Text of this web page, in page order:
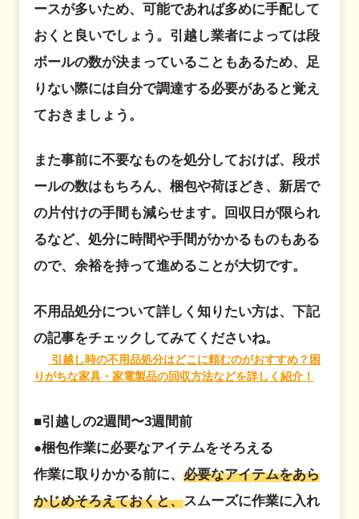
ースが多いため、可能であれば多めに手配して
おくと良いでしょう。引越し業者によっては段
ボールの数が決まっていることもあるため、足
りない際には自分で調達する必要があると覚え
ておきましょう。
また事前に不要なものを処分しておけば、段ボ
ールの数はもちろん、梱包や荷ほどき、新居で
の片付けの手間も減らせます。回収日が限られ
るなど、処分に時間や手間がかかるものもある
ので、余裕を持って進めることが大切です。
不用品処分について詳しく知りたい方は、下記
の記事をチェックしてみてくださいね。
引越し時の不用品処分はどこに頼むのがおすすめ？困
りがちな家具・家電製品の回収方法などを詳しく紹介！
■引越しの2週間〜3週間前
●梱包作業に必要なアイテムをそろえる
作業に取りかかる前に、 必要なアイテムをあら
かじめそろえておくと、スムーズに作業に入れ